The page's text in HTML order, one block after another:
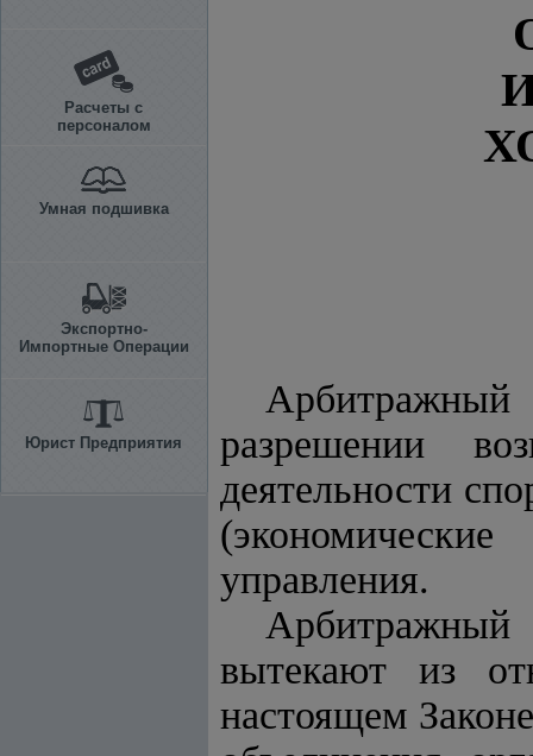
Расчеты с
персоналом
Умная подшивка
Экспортно-
Импортные Операции
Юрист Предприятия
разрешении
деятельности
управления.
вытекают из
настоящем